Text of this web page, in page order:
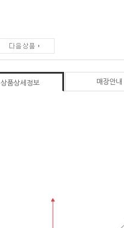
상품상세정보 매장안내